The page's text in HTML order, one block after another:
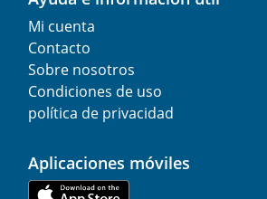
Mi cuenta
Contacto
Sobre nosotros
Condiciones de uso
política de privacidad
Aplicaciones móviles